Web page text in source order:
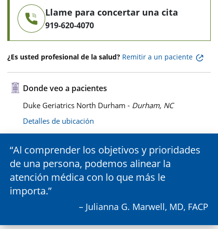
Llame para concertar una cita
919-620-4070
¿Es usted profesional de la salud? Remitir a un paciente
Donde veo a pacientes
Duke Geriatrics North Durham - Durham, NC
Detalles de ubicación
Al comprender los objetivos y prioridades
de una persona, podemos alinear la
atención médica con lo que más le
importa.
– Julianna G. Marwell, MD, FACP